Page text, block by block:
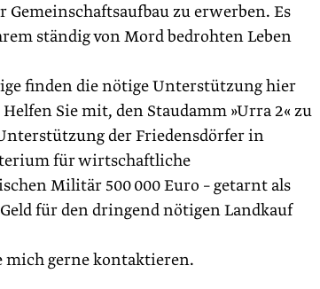
Gemeinschaftsaufbau zu erwerben. Es
ständig von Mord bedrohten Leben
finden die nötige Unterstützung hier
Sie mit, den Staudamm »Urra 2« zu
der Friedensdörfer in
für wirtschaftliche
Militär 500 000 Euro – getarnt als
für den dringend nötigen Landkauf
mich gerne kontaktieren.